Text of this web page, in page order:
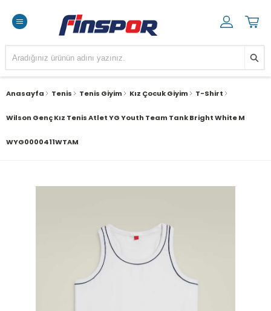
Anasayfa Tenis Tenis Giyim Kız Çocuk Giyim T-Shirt
Wilson Genç Kız Tenis Atlet YG Youth Team Tank Bright White M
WYG0000411WTAM